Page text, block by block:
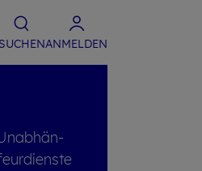
SU­CHENANMELDEN